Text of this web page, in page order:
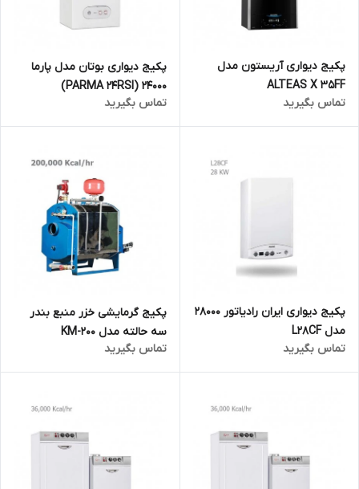
پکیج دیواری آریستون مدل
ALTEAS X 35FF
تماس بگیرید
پکیج دیواری بوتان مدل پارما
24000 (PARMA 24RSI)
تماس بگیرید
پکیج دیواری ایران رادیاتور 28000
مدل L28CF
تماس بگیرید
پکیج گرمایشی خزر منبع بندر
سه حالته مدل KM-200
تماس بگیرید